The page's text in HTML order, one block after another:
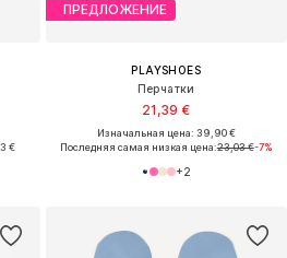
€
ПРЕДЛОЖЕНИЕ
PLAYSHOES
Перчатки
21,39 €
Изначальная цена: 39,90 €
Последняя самая низкая цена:23,03 €-7%
+2